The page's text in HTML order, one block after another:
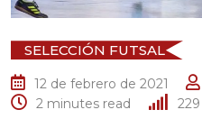
SELECCIÓN FUTSAL
12 de febrero de 2021
2 minutes read
229